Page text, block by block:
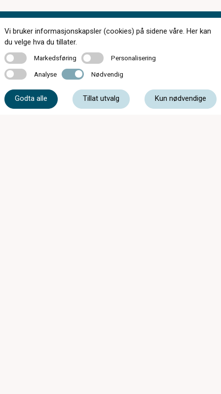
Kontakt oss
Vi bruker informasjonskapsler (cookies) på sidene våre. Her kan
du velge hva du tillater.
MarkedsføringMarkedsføring PersonaliseringPersonalisering
Analyse Analyse Nødvendig Nødvendig
Godta alle Tillat utvalg Kun nødvendige